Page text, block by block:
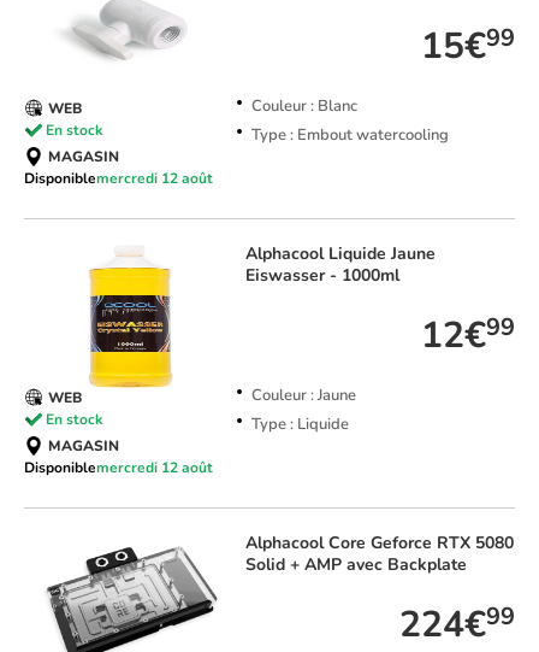
15€99
Couleur : Blanc
Type : Embout watercooling
WEB
En stock
MAGASIN
Disponiblemercredi 12 août
Alphacool Liquide Jaune
Eiswasser - 1000ml
12€99
Couleur : Jaune
Type : Liquide
WEB
En stock
MAGASIN
Disponiblemercredi 12 août
AlphacoolCore Geforce RTX 5080
Solid + AMP avec Backplate
224€99